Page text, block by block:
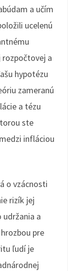
a učím
ucelenú
a
hypotézu
zameranú
a tézu
ste
infláciou
o vzácnosti
rizík jej
udržania a
pre
ľudí je